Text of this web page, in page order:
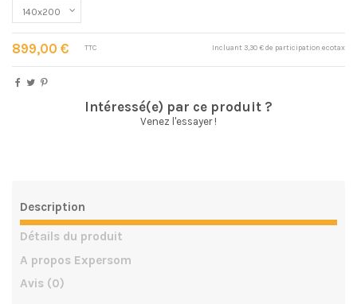
899,00 € Incluant 3,30 € de participation ecotax
TTC
Intéressé(e) par ce produit ?
Venez l'essayer !
Description
Détails du produit
A propos Expersom
Avis (0)